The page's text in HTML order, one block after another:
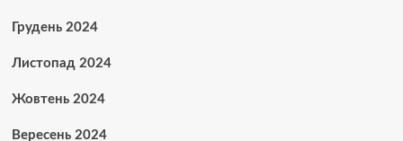
Грудень 2024
Листопад 2024
Жовтень 2024
Вересень 2024